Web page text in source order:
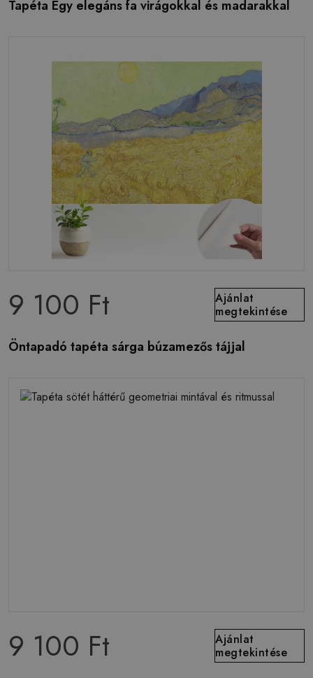
Tapéta Egy elegáns fa virágokkal és madarakkal
9 100 Ft
Ajánlat
megtekintése
Öntapadó tapéta sárga búzamezős tájjal
9 100 Ft
Ajánlat
megtekintése